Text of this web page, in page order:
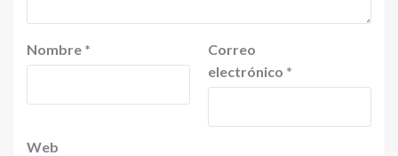
Nombre *
Correo
electrónico *
Web